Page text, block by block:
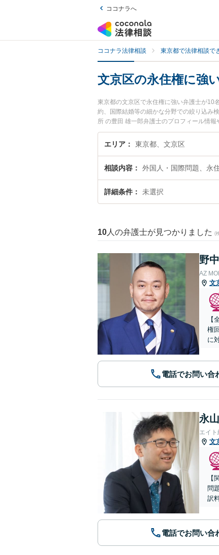
ココナラへ
ココナラ法律相談 東京都で法律相談で
文京区の永住権に強
東京都の文京区で永住権に強い弁護士が10
約、国際結婚等の細かな分野での絞り込み
所 の豊田 雄一郎弁護士のプロフィール情
『永住権のトラブル解決の実績豊富な近く
すすめです。
エリア 東京都、文京区
相談内容 外国人・国際問題、永
詳細条件 未選択
10 人の弁護士が見つかりました (
野
AZ
文
【
権
に
電話でお問い合
永
エイ
文
【
問
訳
電話でお問い合